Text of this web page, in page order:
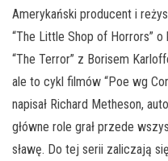
Amerykański producent i
“The Little Shop of Horrors”
“The Terror” z Borisem
ale to cykl filmów “Poe wg
napisał Richard Metheson,
główne role grał przede
sławę. Do tej serii zaliczają